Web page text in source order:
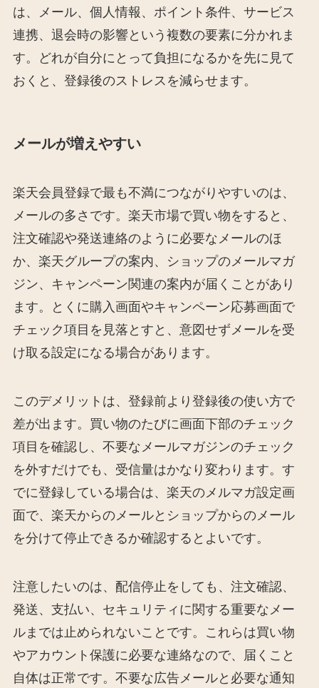
は、メール、個人情報、ポイント条件、サービス
連携、退会時の影響という複数の要素に分かれま
す。どれが自分にとって負担になるかを先に見て
おくと、登録後のストレスを減らせます。
メールが増えやすい
楽天会員登録で最も不満につながりやすいのは、
メールの多さです。楽天市場で買い物をすると、
注文確認や発送連絡のように必要なメールのほ
か、楽天グループの案内、ショップのメールマガ
ジン、キャンペーン関連の案内が届くことがあり
ます。とくに購入画面やキャンペーン応募画面で
チェック項目を見落とすと、意図せずメールを受
け取る設定になる場合があります。
このデメリットは、登録前より登録後の使い方で
差が出ます。買い物のたびに画面下部のチェック
項目を確認し、不要なメールマガジンのチェック
を外すだけでも、受信量はかなり変わります。す
でに登録している場合は、楽天のメルマガ設定画
面で、楽天からのメールとショップからのメール
を分けて停止できるか確認するとよいです。
注意したいのは、配信停止をしても、注文確認、
発送、支払い、セキュリティに関する重要なメー
ルまでは止められないことです。これらは買い物
やアカウント保護に必要な連絡なので、届くこと
自体は正常です。不要な広告メールと必要な通知